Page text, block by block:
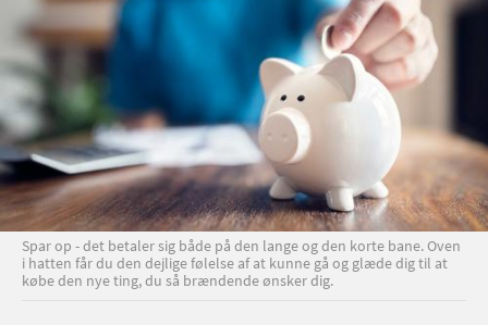
Spar op - det betaler sig både på den lange og den korte bane. Oven
i hatten får du den dejlige følelse af at kunne gå og glæde dig til at
købe den nye ting, du så brændende ønsker dig.